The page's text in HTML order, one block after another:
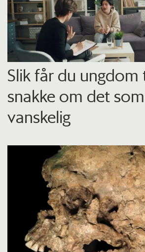
Slik får du ungdom
snakke om det
vanskelig